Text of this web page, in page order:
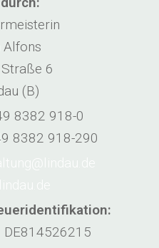
Alfons
6
(B)
8382 918-0
8382 918-290
DE814526215